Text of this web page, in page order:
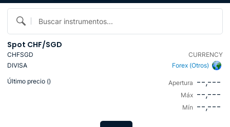
Buscar instrumentos...
Spot CHF/SGD
CHFSGD
CURRENCY
DIVISA
Forex (Otros)
Último precio () Apertura --,---
Máx --,---
Mín --,---